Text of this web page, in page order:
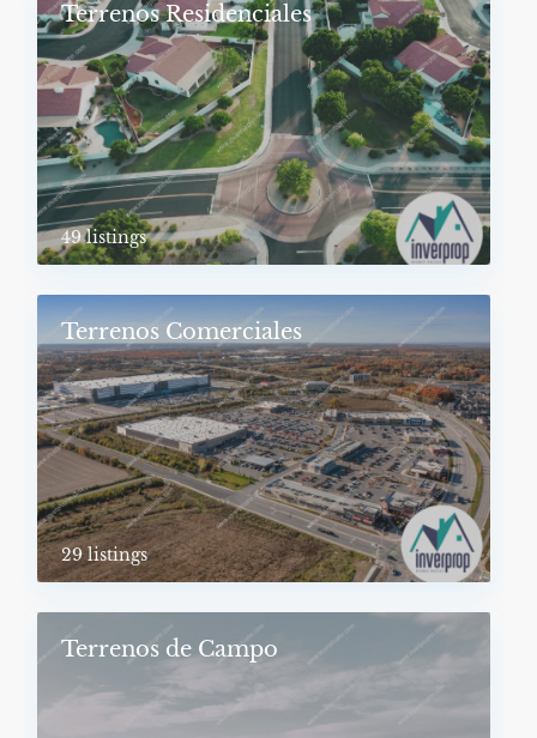
Terrenos Residenciales
49 listings
Terrenos Comerciales
29 listings
Terrenos de Campo